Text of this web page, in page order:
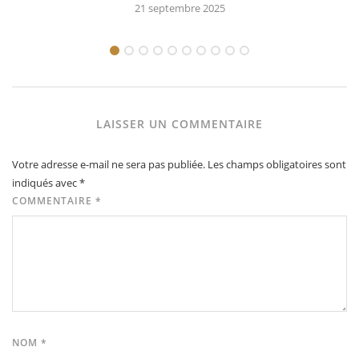
21 septembre 2025
LAISSER UN COMMENTAIRE
Votre adresse e-mail ne sera pas publiée. Les champs obligatoires sont
indiqués avec*
COMMENTAIRE *
NOM *